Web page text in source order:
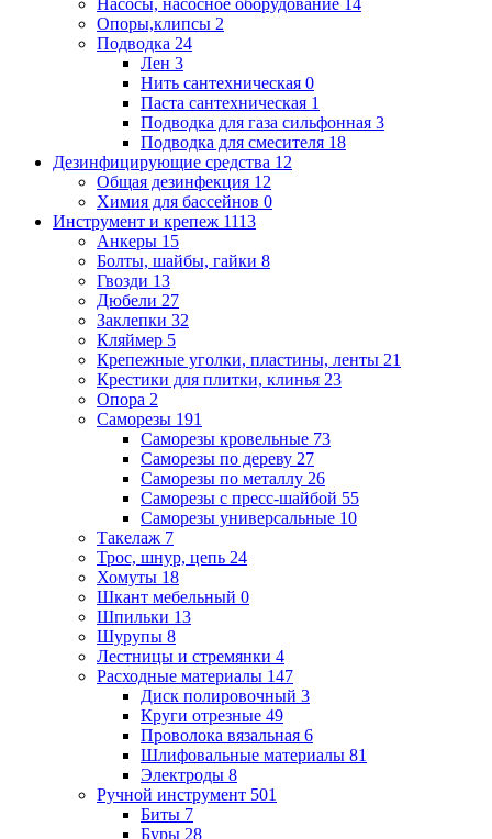
Насосы, насосное оборудование 14
Опоры,клипсы 2
Подводка 24
Лен 3
Нить сантехническая 0
Паста сантехническая 1
Подводка для газа сильфонная 3
Подводка для смесителя 18
Дезинфицирующие средства 12
Общая дезинфекция 12
Химия для бассейнов 0
Инструмент и крепеж 1113
Анкеры 15
Болты, шайбы, гайки 8
Гвозди 13
Дюбели 27
Заклепки 32
Кляймер 5
Крепежные уголки, пластины, ленты 21
Крестики для плитки, клинья 23
Опора 2
Саморезы 191
Саморезы кровельные 73
Саморезы по дереву 27
Саморезы по металлу 26
Саморезы с пресс-шайбой 55
Саморезы универсальные 10
Такелаж 7
Трос, шнур, цепь 24
Хомуты 18
Шкант мебельный 0
Шпильки 13
Шурупы 8
Лестницы и стремянки 4
Расходные материалы 147
Диск полировочный 3
Круги отрезные 49
Проволока вязальная 6
Шлифовальные материалы 81
Электроды 8
Ручной инструмент 501
Биты 7
Буры 28